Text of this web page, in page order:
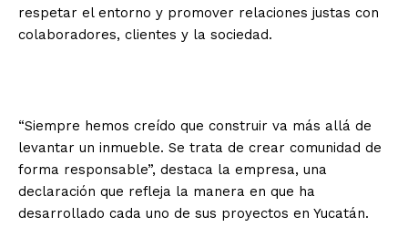
respetar el entorno y promover relaciones justas con
colaboradores, clientes y la sociedad.
“Siempre hemos creído que construir va más allá de
levantar un inmueble. Se trata de crear comunidad de
forma responsable”, destaca la empresa, una
declaración que refleja la manera en que ha
desarrollado cada uno de sus proyectos en Yucatán.